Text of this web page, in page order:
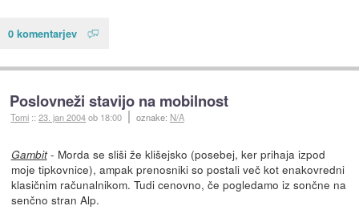
0 komentarjev
Poslovneži stavijo na mobilnost
Tomi ::23. jan 2004ob 18:00 oznake: N/A
Gambit- Morda se sliši že klišejsko (posebej, ker prihaja izpod
moje tipkovnice), ampak prenosniki so postali več kot enakovredni
klasičnim računalnikom. Tudi cenovno, če pogledamo iz sončne na
senčno stran Alp.